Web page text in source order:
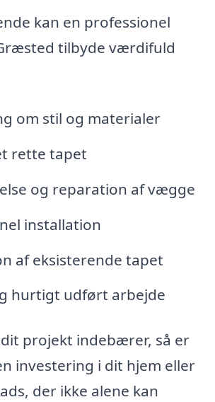
kan en professionel
tilbyde værdifuld
om stil og materialer
rette tapet
og reparation af vægge
installation
af eksisterende tapet
hurtigt udført arbejde
projekt indebærer, så er
investering i dit hjem eller
der ikke alene kan